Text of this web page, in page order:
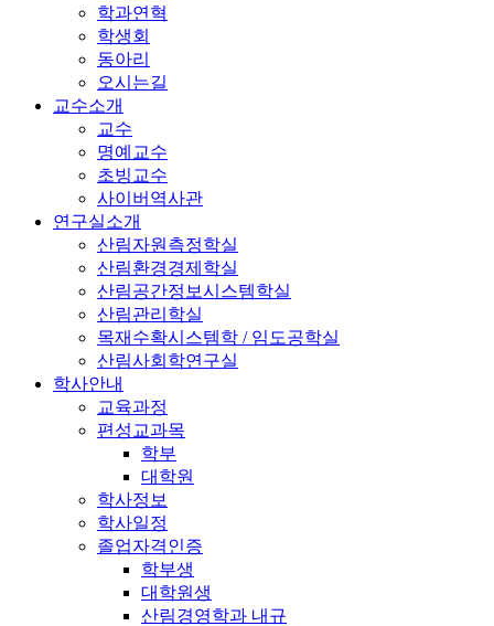
학과연혁
학생회
동아리
오시는길
교수소개
교수
명예교수
초빙교수
사이버역사관
연구실소개
산림자원측정학실
산림환경경제학실
산림공간정보시스템학실
산림관리학실
목재수확시스템학 / 임도공학실
산림사회학연구실
학사안내
교육과정
편성교과목
학부
대학원
학사정보
학사일정
졸업자격인증
학부생
대학원생
산림경영학과 내규